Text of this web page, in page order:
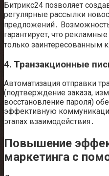
Битрикс24 позволяет
регулярные рассылки
предложений․
гарантирует, что
только заинтересованным
4․ Транзакционные
Автоматизация отправки
(подтверждение заказа,
восстановление пароля)
эффективную
этапах взаимодействия․
Повышение
маркетинга с